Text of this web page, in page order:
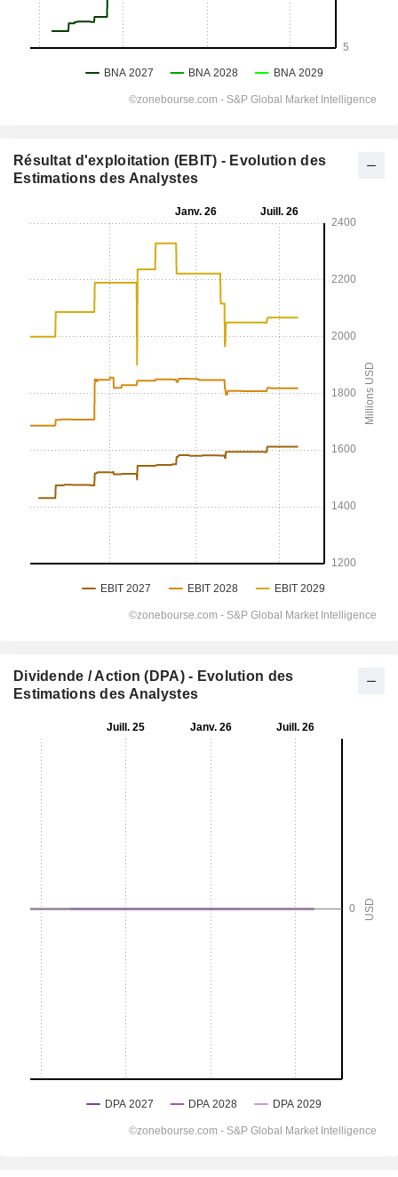
Résultat d'exploitation (EBIT) - Evolution des
Estimations des Analystes
Dividende / Action (DPA) - Evolution des
Estimations des Analystes